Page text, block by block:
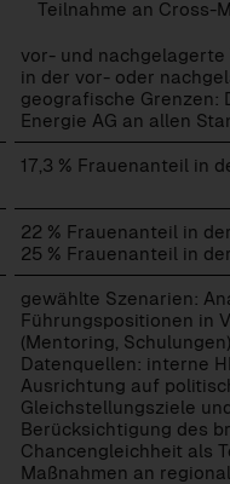
Teilnahme an Cross-
vor- und
in der vor- oder
geografische Grenzen:
Energie AG an allen
17,3 % Frauenanteil in
22 % Frauenanteil in
25 % Frauenanteil in
gewählte Szenarien:
Führungspositionen in
(Mentoring,
Datenquellen: interne
Ausrichtung auf
Gleichstellungsziele
Berücksichtigung des
Chancengleichheit als
Maßnahmen an